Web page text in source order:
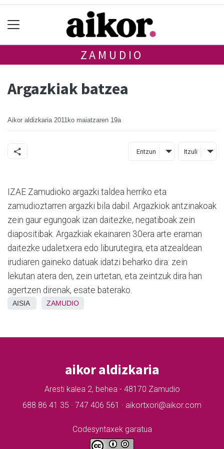
ZAMUDIO
Argazkiak batzea
Aikor aldizkaria 2011ko maiatzaren 19a
Entzun Itzuli
IZAE Zamudioko argazki taldea herriko eta
zamudioztarren argazki bila dabil. Argazkiok antzinakoak
zein gaur egungoak izan daitezke, negatiboak zein
diapositibak. Argazkiak ekainaren 30era arte eraman
daitezke udaletxera edo liburutegira, eta atzealdean
irudiaren gaineko datuak idatzi beharko dira: zein
lekutan atera den, zein urtetan, eta zeintzuk dira han
agertzen direnak, esate baterako.
AISIA ZAMUDIO
aikor aldizkaria
Aresti kalea 2, behea - 48170 Zamudio
688 86 41 35 · 747 406 561 · aikortxori@aikor.com
Codesyntaxek garatua